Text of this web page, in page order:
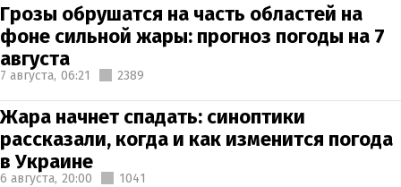
Грозы обрушатся на часть областей на
фоне сильной жары: прогноз погоды на 7
августа
7 августа, 06:21 2389
Жара начнет спадать: синоптики
рассказали, когда и как изменится погода
в Украине
6 августа, 20:00 1041